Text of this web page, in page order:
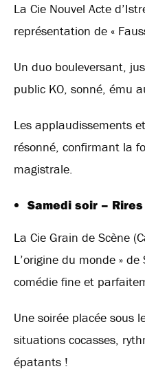
La Cie Nouvel Acte
représentation de «
Un duo bouleversant,
public KO, sonné, ému
Les applaudissements
résonné, confirmant la
magistrale.
Samedi soir –
La Cie Grain de Scène
L’origine du monde »
comédie fine et
Une soirée placée sous
situations cocasses,
épatants !